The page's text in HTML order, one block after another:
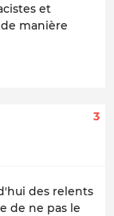
et
manière
3
des relents
de ne pas le